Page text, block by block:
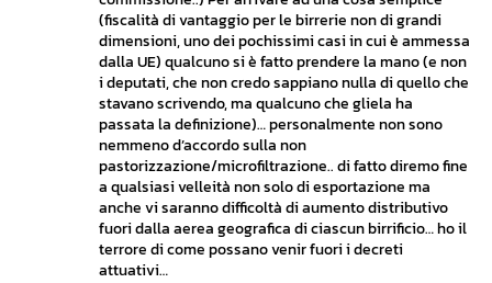
(fiscalità di vantaggio per le birrerie non di grandi
dimensioni, uno dei pochissimi casi in cui è ammessa
dalla UE) qualcuno si è fatto prendere la mano (e non
i deputati, che non credo sappiano nulla di quello che
stavano scrivendo, ma qualcuno che gliela ha
passata la definizione)… personalmente non sono
nemmeno d’accordo sulla non
pastorizzazione/microfiltrazione.. di fatto diremo fine
a qualsiasi velleità non solo di esportazione ma
anche vi saranno difficoltà di aumento distributivo
fuori dalla aerea geografica di ciascun birrificio… ho il
terrore di come possano venir fuori i decreti
attuativi…